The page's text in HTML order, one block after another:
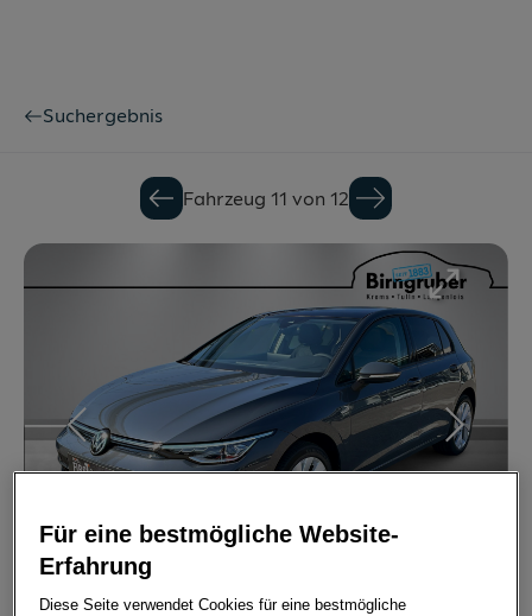
Suchergebnis
Fahrzeug 11 von 12
Für eine bestmögliche Website-
Erfahrung
Diese Seite verwendet Cookies für eine bestmögliche